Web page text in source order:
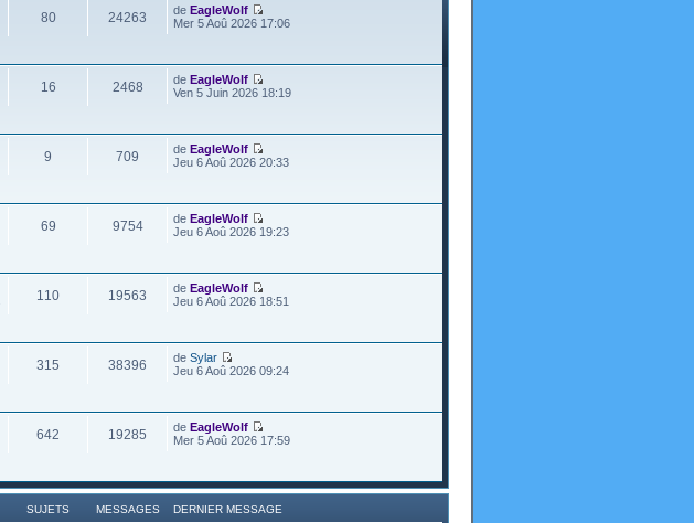
80 24263 deEagleWolf
Mer 5 Aoû 2026 17:06
16 2468 deEagleWolf
Ven 5 Juin 2026 18:19
9 709 deEagleWolf
Jeu 6 Aoû 2026 20:33
69 9754 deEagleWolf
Jeu 6 Aoû 2026 19:23
110 19563 deEagleWolf
Jeu 6 Aoû 2026 18:51
315 38396 deSylar
Jeu 6 Aoû 2026 09:24
642 19285 deEagleWolf
Mer 5 Aoû 2026 17:59
SUJETS MESSAGES DERNIER MESSAGE